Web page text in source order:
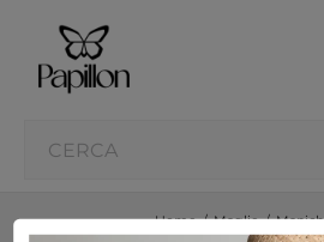
Home Maglie